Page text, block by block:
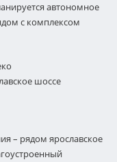
автономное
с комплексом
шоссе
– рядом ярославское